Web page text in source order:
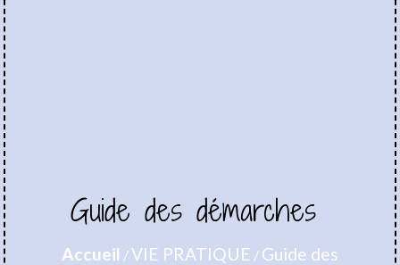
Guide des démarches
Accueil /VIE PRATIQUE / Guide des